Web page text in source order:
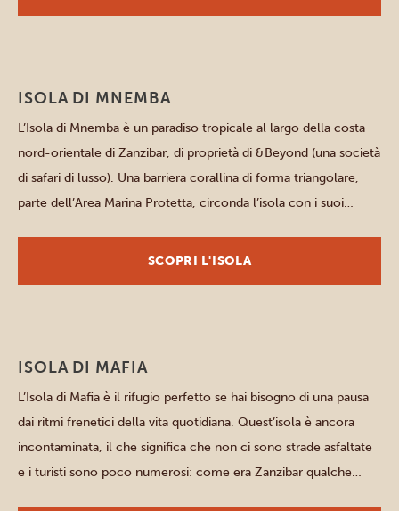
ISOLA DI MNEMBA
L’Isola di Mnemba è un paradiso tropicale al largo della costa
nord-orientale di Zanzibar, di proprietà di &Beyond (una società
di safari di lusso). Una barriera corallina di forma triangolare,
parte dell’Area Marina Protetta, circonda l’isola con i suoi
mozzafiato sull’oceano. Le nostre opzioni per soggiornare […]
SCOPRI L'ISOLA
ISOLA DI MAFIA
L’Isola di Mafia è il rifugio perfetto se hai bisogno di una pausa
dai ritmi frenetici della vita quotidiana. Quest’isola è ancora
incontaminata, il che significa che non ci sono strade asfaltate
e i turisti sono poco numerosi: come era Zanzibar qualche